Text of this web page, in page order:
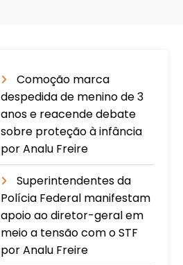
Comoção marca
despedida de menino de 3
anos e reacende debate
sobre proteção à infância
por Analu Freire
Superintendentes da
Polícia Federal manifestam
apoio ao diretor-geral em
meio a tensão com o STF
por Analu Freire